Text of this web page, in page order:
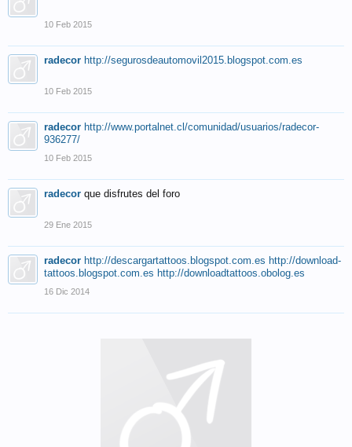
10 Feb 2015
radecor http://segurosdeautomovil2015.blogspot.com.es
10 Feb 2015
radecor http://www.portalnet.cl/comunidad/usuarios/radecor-
936277/
10 Feb 2015
radecor que disfrutes del foro
29 Ene 2015
radecor http://descargartattoos.blogspot.com.es http://download-
tattoos.blogspot.com.es http://downloadtattoos.obolog.es
16 Dic 2014